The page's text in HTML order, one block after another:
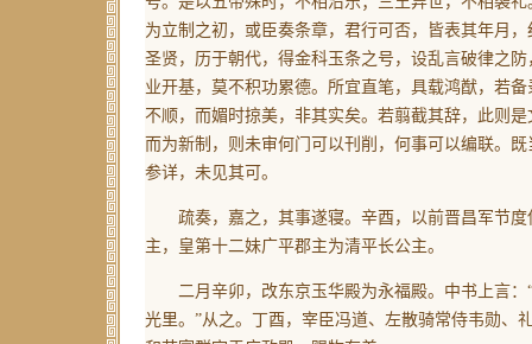
为立制之初，或臣奏条章，君行可否，皆表其年月
圣贤，历于朝代，得金科玉条之号，设乱言破律之
业开基，莫不积功累德。所宜直笔，具载鸿猷，若
不顺，而媚时掠美，非其实矣。若翦截其辞，此则
而为新制，则未审何门可以刊削，何事可以编联。
参详，未见其可。
疏奏，嘉之，其事遂寝。辛酉，以前晋昌军节度
主，皇第十二妹广平郡主为清平长公主。
二月辛卯，改东京玉华殿为永福殿。中书上言：
光里。”从之。丁酉，宰臣冯道、左散骑常侍韦勋、